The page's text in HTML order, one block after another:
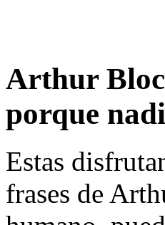
Arthur
porque
Estas
frases de